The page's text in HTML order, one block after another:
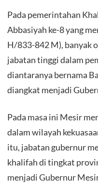
Pada pemerintahan
Abbasiyah ke-8 yang
H/833-842 M), banyak
jabatan tinggi dalam
diantaranya bernama
diangkat menjadi
Pada masa ini Mesir
dalam wilayah
itu, jabatan gubernur
khalifah di tingkat
menjadi Gubernur